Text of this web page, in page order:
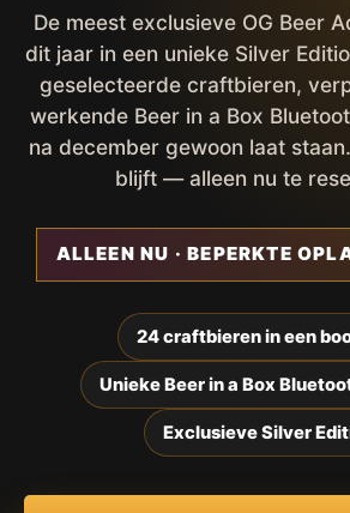
De meest exclusieve OG Beer
dit jaar in een unieke Silver
geselecteerde craftbieren,
werkende Beer in a Box
na december gewoon laat
blijft — alleen nu te
ALLEEN NU · BEPERKTE
24 craftbieren in een
Unieke Beer in a Box
Exclusieve Silver